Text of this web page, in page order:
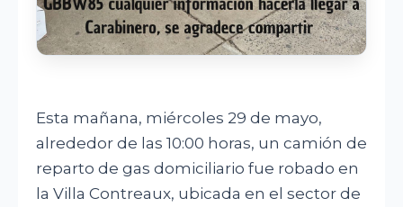
Esta mañana, miércoles 29 de mayo,
alrededor de las 10:00 horas, un camión de
reparto de gas domiciliario fue robado en
la Villa Contreaux, ubicada en el sector de